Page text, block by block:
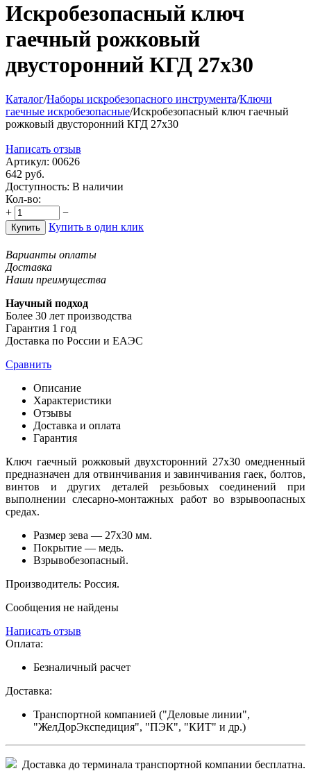
Искробезопасный ключ
гаечный рожковый
двусторонний КГД 27х30
Каталог/Наборы искробезопасного инструмента/Ключи
гаечные искробезопасные/Искробезопасный ключ гаечный
рожковый двусторонний КГД 27х30
Написать отзыв
Артикул: 00626
642 руб.
Доступность: В наличии
Кол-во:
+
−
Купить Купить в один клик
Варианты оплаты
Доставка
Наши преимущества
Научный подход
Более 30 лет производства
Гарантия 1 год
Доставка по России и ЕАЭС
Сравнить
Описание
Характеристики
Отзывы
Доставка и оплата
Гарантия
Ключ гаечный рожковый двухсторонний 27х30 омедненный
предназначен для отвинчивания и завинчивания гаек, болтов,
винтов и других деталей резьбовых соединений при
выполнении слесарно-монтажных работ во взрывоопасных
средах.
Размер зева — 27х30 мм.
Покрытие — медь.
Взрывобезопасный.
Производитель: Россия.
Сообщения не найдены
Написать отзыв
Оплата:
Безналичный расчет
Доставка:
Транспортной компанией ("Деловые линии",
"ЖелДорЭкспедиция", "ПЭК", "КИТ" и др.)
Доставка до терминала транспортной компании бесплатна.